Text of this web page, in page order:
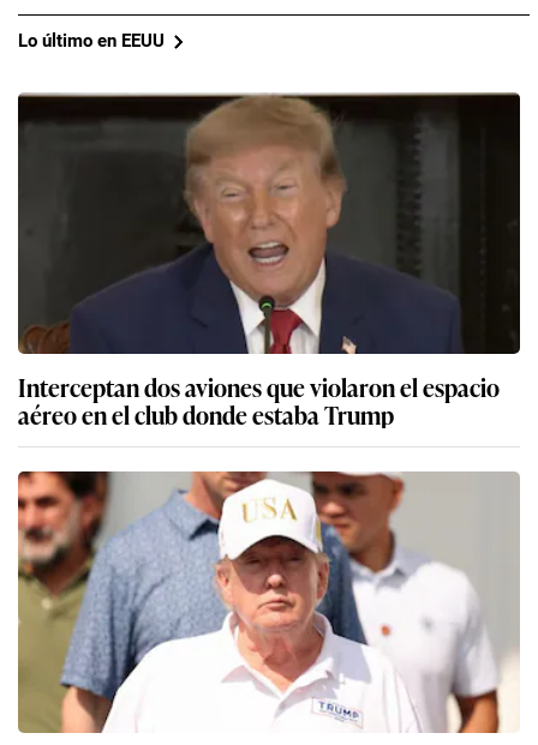
Lo último en EEUU
Interceptan dos aviones que violaron el espacio
aéreo en el club donde estaba Trump